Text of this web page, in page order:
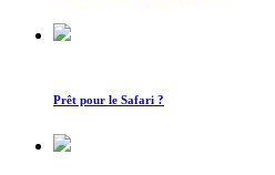
Prêt pour le Safari ?